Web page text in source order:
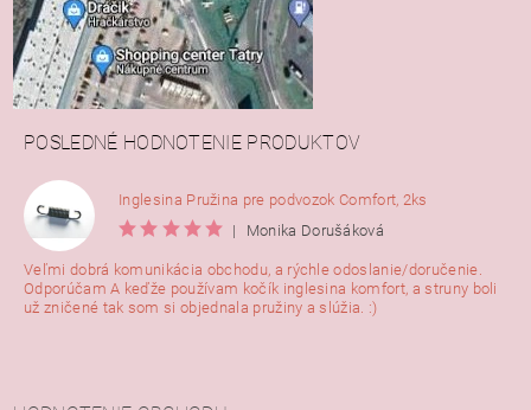
POSLEDNÉ HODNOTENIE PRODUKTOV
Inglesina Pružina pre podvozok Comfort, 2ks
|
Monika Dorušáková
Veľmi dobrá komunikácia obchodu, a rýchle odoslanie/doručenie.
Odporúčam A keďže používam kočík inglesina komfort, a struny boli
už zničené tak som si objednala pružiny a slúžia. :)